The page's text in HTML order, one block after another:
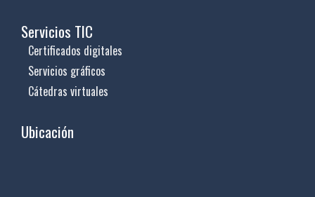
Servicios TIC
Certificados digitales
Servicios gráficos
Cátedras virtuales
Ubicación